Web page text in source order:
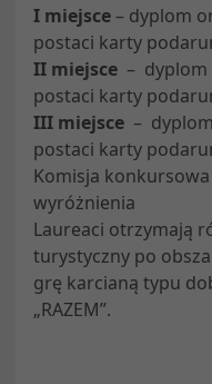
I miejsce– dyplom
postaci karty
II miejsce– dyplom
postaci karty
III miejsce– dyplom
postaci karty
Komisja
wyróżnienia
Laureaci otrzymają
turystyczny po
grę karcianą typu
„RAZEM”.